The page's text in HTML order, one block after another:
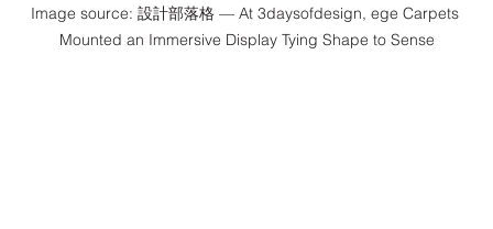
Image source: 設計部落格 — At 3daysofdesign, ege Carpets
Mounted an Immersive Display Tying Shape to Sense